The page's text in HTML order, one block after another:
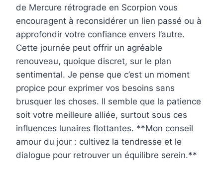
de Mercure rétrograde en Scorpion vous
encouragent à reconsidérer un lien passé ou à
approfondir votre confiance envers l’autre.
Cette journée peut offrir un agréable
renouveau, quoique discret, sur le plan
sentimental. Je pense que c’est un moment
propice pour exprimer vos besoins sans
brusquer les choses. Il semble que la patience
soit votre meilleure alliée, surtout sous ces
influences lunaires flottantes. **Mon conseil
amour du jour : cultivez la tendresse et le
dialogue pour retrouver un équilibre serein.**